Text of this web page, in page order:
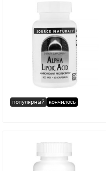
популярный кончилось